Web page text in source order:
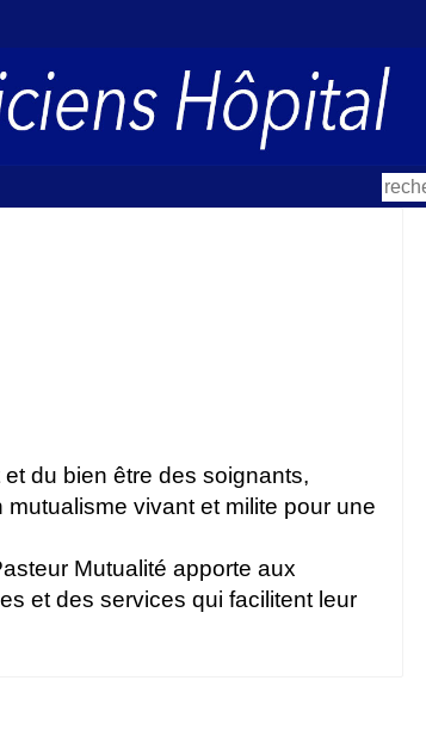
du bien être des soignants,
vivant et milite pour une
Mutualité apporte aux
et des services qui facilitent leur